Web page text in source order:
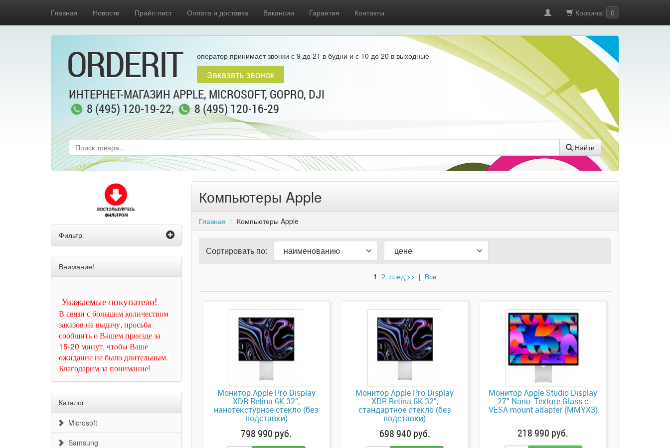
Главная Новости Прайс-лист Оплата и доставка Вакансии Гарантия Контакты Корзина: 0
ORDERIT оператор принимает звонки с 9 до 21 в будни и с 10 до 20 в выходные
Заказать звонок
ИНТЕРНЕТ-МАГАЗИН APPLE, MICROSOFT, GOPRO, DJI
8 (495) 120-19-22, 8 (495) 120-16-29
Найти
Фильтр
Внимание!
Уважаемые покупатели!
В связи с большим количеством
заказов на выдачу, просьба
сообщить о Вашем приезде за
15-20 минут, чтобы Ваше
ожидание не было длительным.
Благодарим за понимание!
Каталог
Microsoft
Samsung
Компьютеры Apple
Главная Компьютеры Apple
Сортировать по: наименованию цене
1 2 след >> | Все
Монитор Apple Pro Display
XDR Retina 6K 32",
нанотекстурное стекло (без
подставки)
798 990 руб.
Монитор Apple Pro Display
XDR Retina 6K 32",
стандартное стекло (без
подставки)
698 940 руб.
Монитор Apple Studio Display
27" Nano-Texture Glass с
VESA mount adapter (MMYX3)
218 990 руб.